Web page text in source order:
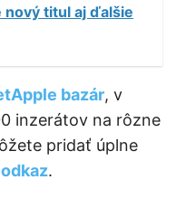
titul aj ďalšie
bazár, v
inzerátov na rôzne
pridať úplne
.